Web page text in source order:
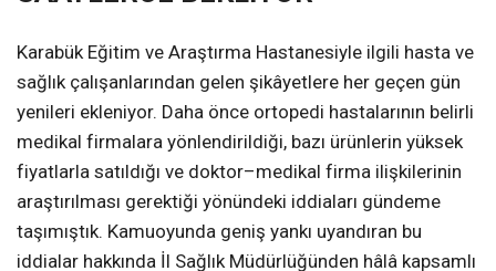
Karabük Eğitim ve Araştırma Hastanesiyle ilgili hasta ve
sağlık çalışanlarından gelen şikâyetlere her geçen gün
yenileri ekleniyor. Daha önce ortopedi hastalarının belirli
medikal firmalara yönlendirildiği, bazı ürünlerin yüksek
fiyatlarla satıldığı ve doktor–medikal firma ilişkilerinin
araştırılması gerektiği yönündeki iddiaları gündeme
taşımıştık. Kamuoyunda geniş yankı uyandıran bu
iddialar hakkında İl Sağlık Müdürlüğünden hâlâ kapsamlı